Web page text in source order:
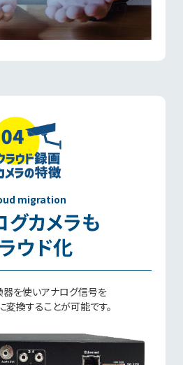
migration
グカメラも
ウド化
を使いアナログ信号を
変換することが可能です。